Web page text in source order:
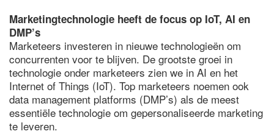
Marketingtechnologie heeft de focus op IoT, AI en
DMP’s
Marketeers investeren in nieuwe technologieën om
concurrenten voor te blijven. De grootste groei in
technologie onder marketeers zien we in AI en het
Internet of Things (IoT). Top marketeers noemen ook
data management platforms (DMP’s) als de meest
essentiële technologie om gepersonaliseerde marketing
te leveren.